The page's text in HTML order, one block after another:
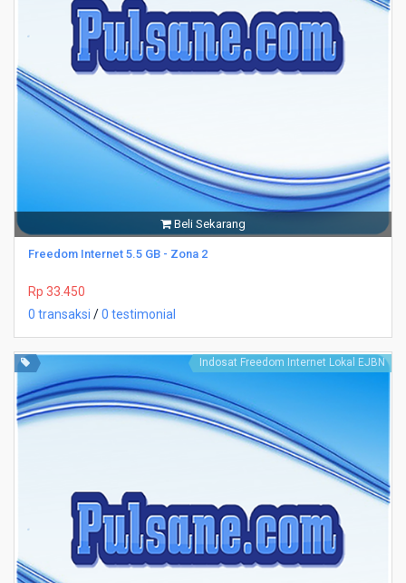
Beli Sekarang
Freedom Internet 5.5 GB - Zona 2
Rp 33.450
0 transaksi /0 testimonial
Indosat Freedom Internet Lokal EJBN